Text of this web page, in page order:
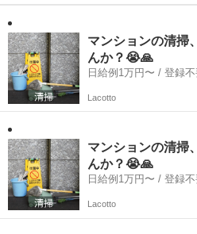
務経験を活かして、 新しいお仕事を始
にお休みで、 残業も一切ありません!♪
も、 無理なくしっか...マンションの清掃
んか？😭🙏
日給例1万
Lacotto
マンションの清掃
んか？😭🙏
日給例1万
Lacotto